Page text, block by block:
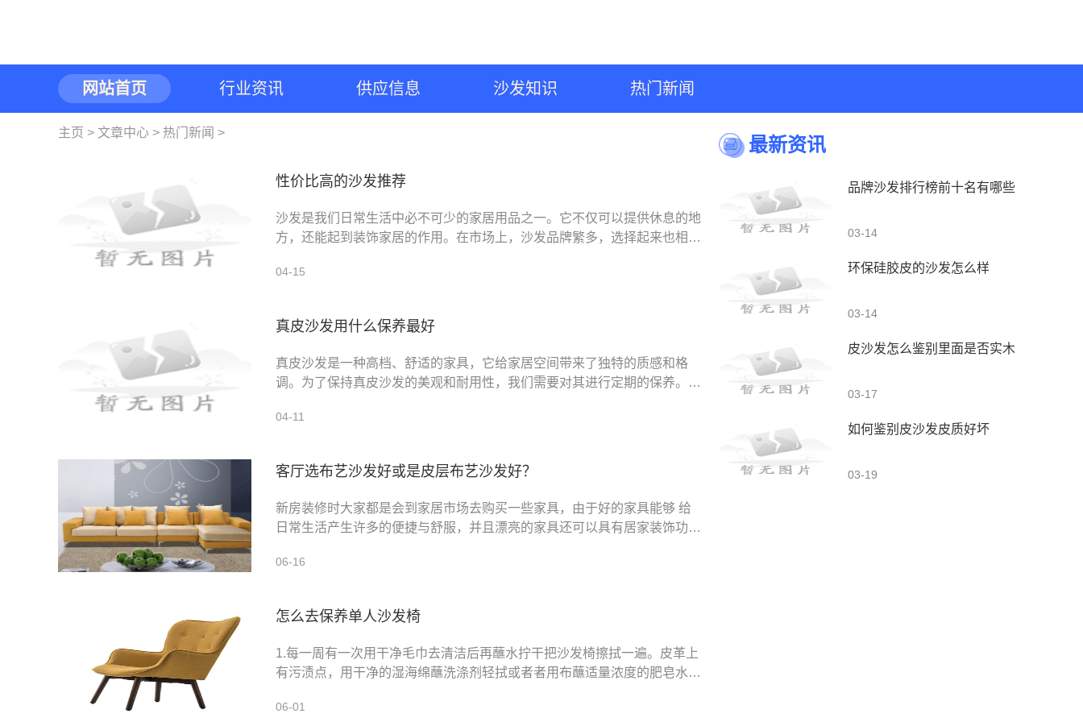
网站首页 行业资讯 供应信息 沙发知识 热门新闻
主页 > 文章中心 > 热门新闻 >
性价比高的沙发推荐
沙发是我们日常生活中必不可少的家居用品之一。它不仅可以提供休息的地
方，还能起到装饰家居的作用。在市场上，沙发品牌繁多，选择起来也相对
04-15
真皮沙发用什么保养最好
真皮沙发是一种高档、舒适的家具，它给家居空间带来了独特的质感和格
调。为了保持真皮沙发的美观和耐用性，我们需要对其进行定期的保养。真
04-11
客厅选布艺沙发好或是皮层布艺沙发好？
新房装修时大家都是会到家居市场去购买一些家具，由于好的家具能够 给
日常生活产生许多的便捷与舒服，并且漂亮的家具还可以具有居家装饰功
06-16
怎么去保养单人沙发椅
1.每一周有一次用干净毛巾去清洁后再蘸水拧干把沙发椅擦拭一遍。皮革上
有污渍点，用干净的湿海绵蘸洗涤剂轻拭或者者用布蘸适量浓度的肥皂水刷
06-01
最新资讯
品牌沙发排行榜前十名有哪些
03-14
环保硅胶皮的沙发怎么样
03-14
皮沙发怎么鉴别里面是否实木
03-17
如何鉴别皮沙发皮质好坏
03-19